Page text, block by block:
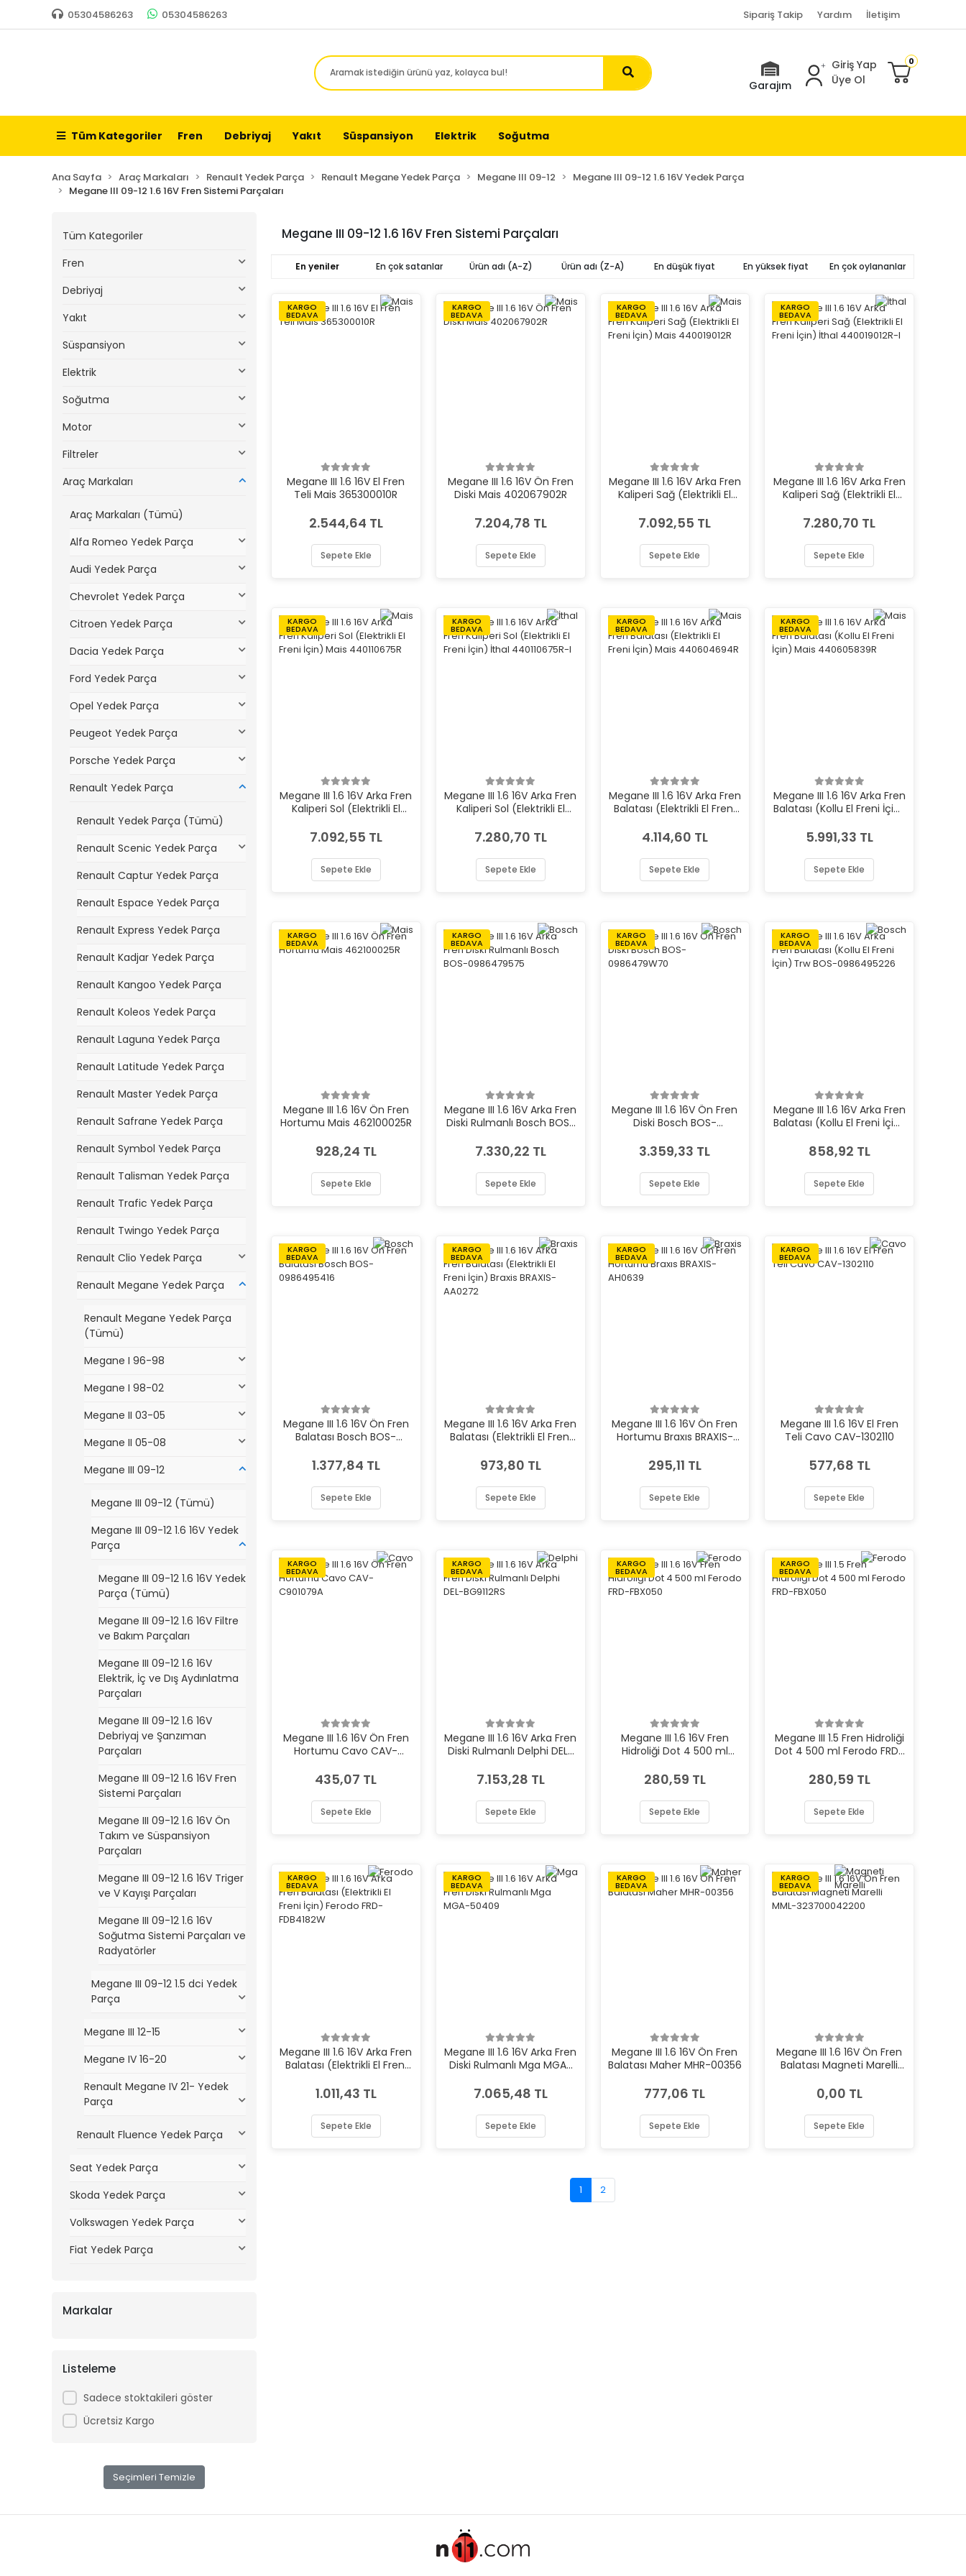
05304586263 05304586263 Sipariş Takip Yardım İletişim
Garajım
Giriş Yap
Üye Ol
0
Tüm Kategoriler Fren Debriyaj Yakıt Süspansiyon Elektrik Soğutma
Ana Sayfa Araç Markaları Renault Yedek Parça Renault Megane Yedek Parça Megane III 09-12
Megane III 09-12 1.6 16V Yedek Parça
Megane III 09-12 1.6 16V Fren Sistemi Parçaları
Tüm Kategoriler
Fren
Debriyaj
Yakıt
Süspansiyon
Elektrik
Soğutma
Motor
Filtreler
Araç Markaları
Araç Markaları (Tümü)
Alfa Romeo Yedek Parça
Audi Yedek Parça
Chevrolet Yedek Parça
Citroen Yedek Parça
Dacia Yedek Parça
Ford Yedek Parça
Opel Yedek Parça
Peugeot Yedek Parça
Porsche Yedek Parça
Renault Yedek Parça
Renault Yedek Parça (Tümü)
Renault Scenic Yedek Parça
Renault Captur Yedek Parça
Renault Espace Yedek Parça
Renault Express Yedek Parça
Renault Kadjar Yedek Parça
Renault Kangoo Yedek Parça
Renault Koleos Yedek Parça
Renault Laguna Yedek Parça
Renault Latitude Yedek Parça
Renault Master Yedek Parça
Renault Safrane Yedek Parça
Renault Symbol Yedek Parça
Renault Talisman Yedek Parça
Renault Trafic Yedek Parça
Renault Twingo Yedek Parça
Renault Clio Yedek Parça
Renault Megane Yedek Parça
Renault Megane Yedek Parça
(Tümü)
Megane I 96-98
Megane I 98-02
Megane II 03-05
Megane II 05-08
Megane III 09-12
Megane III 09-12 (Tümü)
Megane III 09-12 1.6 16V Yedek
Parça
Megane III 09-12 1.6 16V Yedek
Parça (Tümü)
Megane III 09-12 1.6 16V Filtre
ve Bakım Parçaları
Megane III 09-12 1.6 16V
Elektrik, İç ve Dış Aydınlatma
Parçaları
Megane III 09-12 1.6 16V
Debriyaj ve Şanzıman
Parçaları
Megane III 09-12 1.6 16V Fren
Sistemi Parçaları
Megane III 09-12 1.6 16V Ön
Takım ve Süspansiyon
Parçaları
Megane III 09-12 1.6 16V Triger
ve V Kayışı Parçaları
Megane III 09-12 1.6 16V
Soğutma Sistemi Parçaları ve
Radyatörler
Megane III 09-12 1.5 dci Yedek
Parça
Megane III 12-15
Megane IV 16-20
Renault Megane IV 21- Yedek
Parça
Renault Fluence Yedek Parça
Seat Yedek Parça
Skoda Yedek Parça
Volkswagen Yedek Parça
Fiat Yedek Parça
Markalar
Listeleme
Sadece stoktakileri göster
Ücretsiz Kargo
Seçimleri Temizle
Megane III 09-12 1.6 16V Fren Sistemi Parçaları
En yeniler En çok satanlar Ürün adı (A-Z) Ürün adı (Z-A) En düşük fiyat En yüksek fiyat En çok oylananlar
KARGO
BEDAVA
Megane III 1.6 16V El Fren
Teli Mais 365300010R
2.544,64 TL
Sepete Ekle
KARGO
BEDAVA
Megane III 1.6 16V Ön Fren
Diski Mais 402067902R
7.204,78 TL
Sepete Ekle
KARGO
BEDAVA
Megane III 1.6 16V Arka Fren
Kaliperi Sağ (Elektrikli El
440019012R
7.092,55 TL
Sepete Ekle
KARGO
BEDAVA
Megane III 1.6 16V Arka Fren
Kaliperi Sağ (Elektrikli El
440019012R-I
7.280,70 TL
Sepete Ekle
KARGO
BEDAVA
Megane III 1.6 16V Arka Fren
Kaliperi Sol (Elektrikli El
440110675R
7.092,55 TL
Sepete Ekle
KARGO
BEDAVA
Megane III 1.6 16V Arka Fren
Kaliperi Sol (Elektrikli El
440110675R-I
7.280,70 TL
Sepete Ekle
KARGO
BEDAVA
Megane III 1.6 16V Arka Fren
Balatası (Elektrikli El Freni
4.114,60 TL
Sepete Ekle
KARGO
BEDAVA
Megane III 1.6 16V Arka Fren
Balatası (Kollu El Freni İçin)
5.991,33 TL
Sepete Ekle
KARGO
BEDAVA
Megane III 1.6 16V Ön Fren
Hortumu Mais 462100025R
928,24 TL
Sepete Ekle
KARGO
BEDAVA
Megane III 1.6 16V Arka Fren
Diski Rulmanlı Bosch BOS-
7.330,22 TL
Sepete Ekle
KARGO
BEDAVA
Megane III 1.6 16V Ön Fren
Diski Bosch BOS-
3.359,33 TL
Sepete Ekle
KARGO
BEDAVA
Megane III 1.6 16V Arka Fren
Balatası (Kollu El Freni İçin)
858,92 TL
Sepete Ekle
KARGO
BEDAVA
Megane III 1.6 16V Ön Fren
Balatası Bosch BOS-
1.377,84 TL
Sepete Ekle
KARGO
BEDAVA
Megane III 1.6 16V Arka Fren
Balatası (Elektrikli El Freni
973,80 TL
Sepete Ekle
KARGO
BEDAVA
Megane III 1.6 16V Ön Fren
Hortumu Braxıs BRAXIS-
295,11 TL
Sepete Ekle
KARGO
BEDAVA
Megane III 1.6 16V El Fren
Teli Cavo CAV-1302110
577,68 TL
Sepete Ekle
KARGO
BEDAVA
Megane III 1.6 16V Ön Fren
Hortumu Cavo CAV-
435,07 TL
Sepete Ekle
KARGO
BEDAVA
Megane III 1.6 16V Arka Fren
Diski Rulmanlı Delphi DEL-
7.153,28 TL
Sepete Ekle
KARGO
BEDAVA
Megane III 1.6 16V Fren
Hidroliği Dot 4 500 ml
280,59 TL
Sepete Ekle
KARGO
BEDAVA
Megane III 1.5 Fren Hidroliği
Dot 4 500 ml Ferodo FRD-
280,59 TL
Sepete Ekle
KARGO
BEDAVA
Megane III 1.6 16V Arka Fren
Balatası (Elektrikli El Freni
FDB4182W
1.011,43 TL
Sepete Ekle
KARGO
BEDAVA
Megane III 1.6 16V Arka Fren
Diski Rulmanlı Mga MGA-
7.065,48 TL
Sepete Ekle
KARGO
BEDAVA
Megane III 1.6 16V Ön Fren
Balatası Maher MHR-00356
777,06 TL
Sepete Ekle
KARGO
BEDAVA
Megane III 1.6 16V Ön Fren
Balatası Magneti Marelli
0,00 TL
Sepete Ekle
1 2